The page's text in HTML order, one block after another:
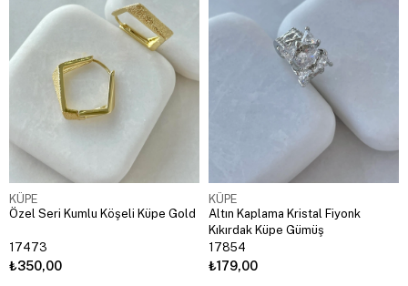
KÜPE
Özel Seri Kumlu Köşeli Küpe Gold
17473
₺350,00
KÜPE
Altın Kaplama Kristal Fiyonk
Kıkırdak Küpe Gümüş
17854
₺179,00